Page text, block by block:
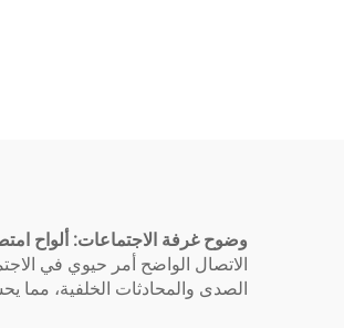
وضوح غرفة الاجتماعات: ألواح
الاتصال الواضح أمر حيوي في
الصدى والمحادثات الخلفية، مما